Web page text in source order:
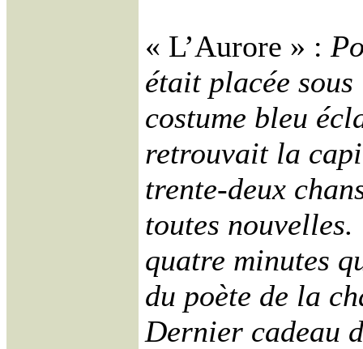
« L’Aurore » :
était placée
costume bleu
retrouvait la
trente-deux
toutes
quatre minutes
du poète de la
Dernier cadeau